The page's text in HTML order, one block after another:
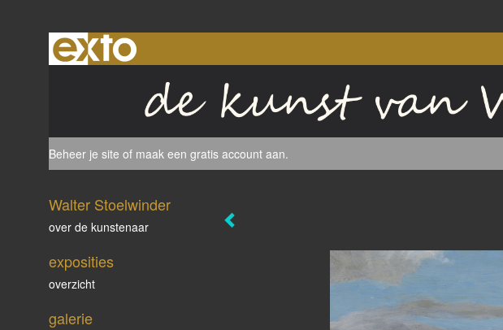
Beheer je site of maak een gratis account aan.
Walter Stoelwinder
over de kunstenaar
exposities
overzicht
galerie